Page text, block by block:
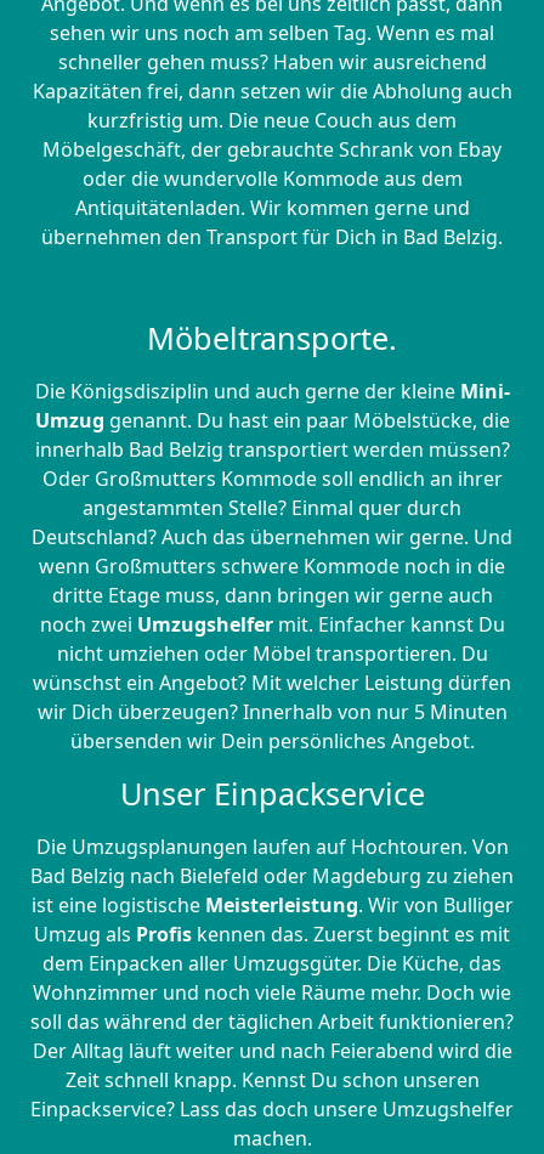
sehen wir uns noch am selben Tag. Wenn es mal
schneller gehen muss? Haben wir ausreichend
Kapazitäten frei, dann setzen wir die Abholung auch
kurzfristig um. Die neue Couch aus dem
Möbelgeschäft, der gebrauchte Schrank von Ebay
oder die wundervolle Kommode aus dem
Antiquitätenladen. Wir kommen gerne und
übernehmen den Transport für Dich in Bad Belzig.
Möbeltransporte.
Die Königsdisziplin und auch gerne der kleine Mini-
Umzug genannt. Du hast ein paar Möbelstücke, die
innerhalb Bad Belzig transportiert werden müssen?
Oder Großmutters Kommode soll endlich an ihrer
angestammten Stelle? Einmal quer durch
Deutschland? Auch das übernehmen wir gerne. Und
wenn Großmutters schwere Kommode noch in die
dritte Etage muss, dann bringen wir gerne auch
noch zwei Umzugshelfermit. Einfacher kannst Du
nicht umziehen oder Möbel transportieren. Du
wünschst ein Angebot? Mit welcher Leistung dürfen
wir Dich überzeugen? Innerhalb von nur 5 Minuten
übersenden wir Dein persönliches Angebot.
Unser Einpackservice
Die Umzugsplanungen laufen auf Hochtouren. Von
Bad Belzig nach Bielefeld oder Magdeburg zu ziehen
ist eine logistische Meisterleistung. Wir von Bulliger
Umzug als Profis kennen das. Zuerst beginnt es mit
dem Einpacken aller Umzugsgüter. Die Küche, das
Wohnzimmer und noch viele Räume mehr. Doch wie
soll das während der täglichen Arbeit funktionieren?
Der Alltag läuft weiter und nach Feierabend wird die
Zeit schnell knapp. Kennst Du schon unseren
Einpackservice? Lass das doch unsere Umzugshelfer
machen.